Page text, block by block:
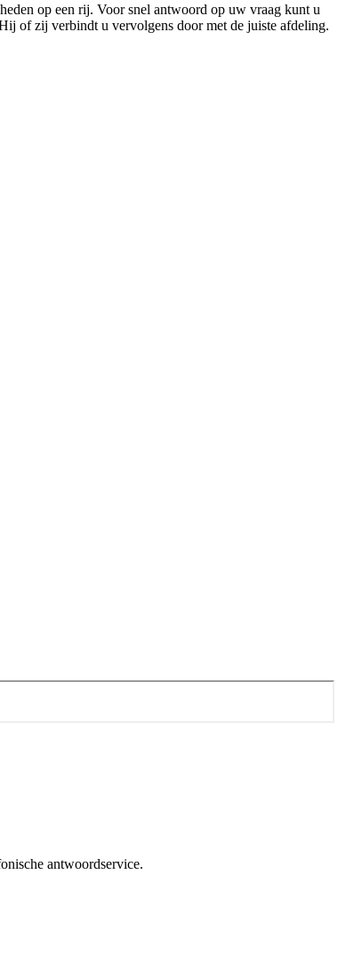
op een rij. Voor snel antwoord op uw vraag kunt u
of zij verbindt u vervolgens door met de juiste afdeling.
antwoordservice.